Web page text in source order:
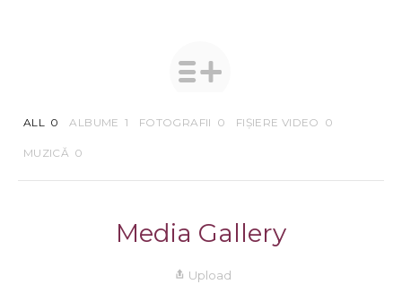
ALL 0 ALBUME 1 FOTOGRAFII 0 FIȘIERE VIDEO 0
MUZICĂ 0
Media Gallery
Upload